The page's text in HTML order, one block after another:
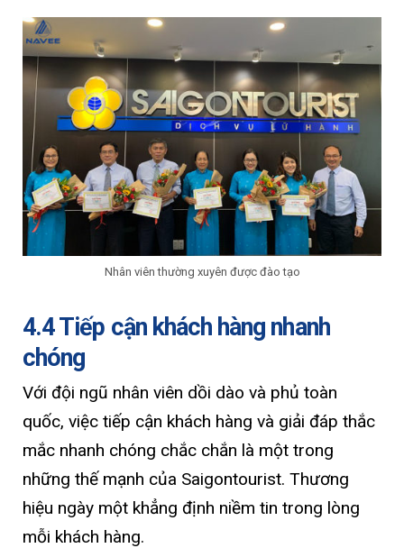
Nhân viên thường xuyên được đào tạo
4.4 Tiếp cận khách hàng nhanh
chóng
Với đội ngũ nhân viên dồi dào và phủ toàn
quốc, việc tiếp cận khách hàng và giải đáp thắc
mắc nhanh chóng chắc chắn là một trong
những thế mạnh của Saigontourist. Thương
hiệu ngày một khẳng định niềm tin trong lòng
mỗi khách hàng.